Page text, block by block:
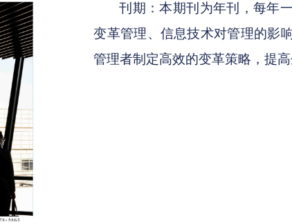
刊期：本期刊为年刊，每年
变革管理、信息技术对管理的影
管理者制定高效的变革策略，提